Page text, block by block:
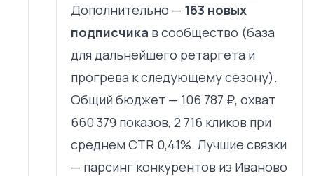
Дополнительно — 163 новых
подписчика в сообщество (база
для дальнейшего ретаргета и
прогрева к следующему сезону).
Общий бюджет — 106 787 ₽, охват
660 379 показов, 2 716 кликов при
среднем CTR 0,41%. Лучшие связки
— парсинг конкурентов из Иваново